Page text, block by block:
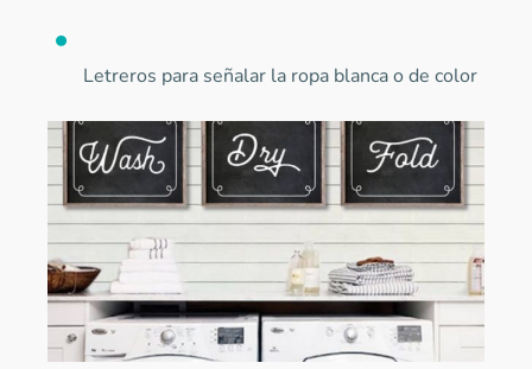
Letreros para señalar la ropa blanca o de color